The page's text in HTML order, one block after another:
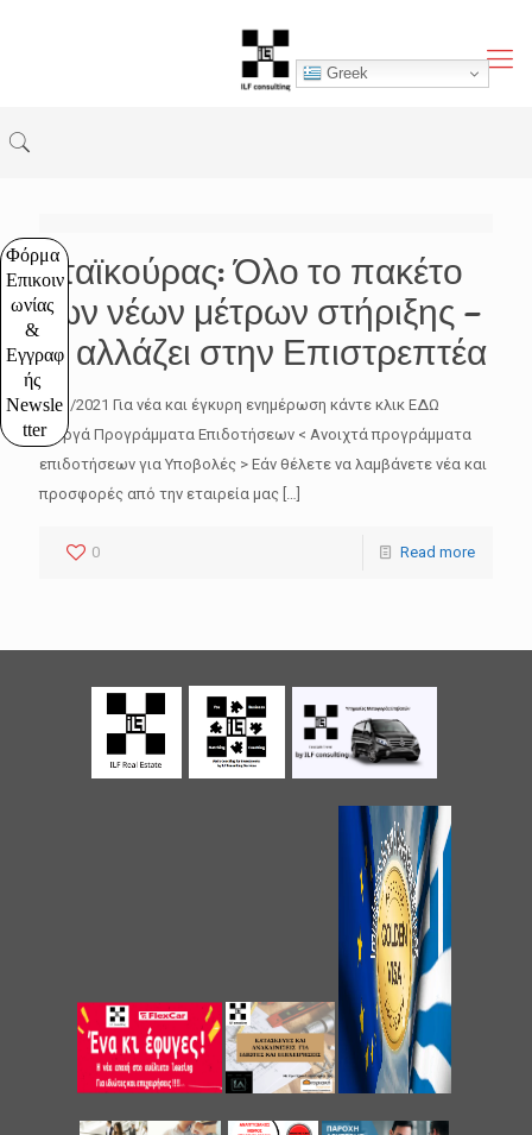
Φόρμα
Επικοιν
ωνίας
&
Εγγραφ
ής
Newsle
tter
Σταϊκούρας: Όλο το πακέτο
των νέων μέτρων στήριξης –
Τι αλλάζει στην Επιστρεπτέα
11/3/2021 Για νέα και έγκυρη ενημέρωση κάντε κλικ ΕΔΩ
Ενεργά Προγράμματα Επιδοτήσεων < Ανοιχτά προγράμματα
επιδοτήσεων για Υποβολές > Εάν θέλετε να λαμβάνετε νέα και
προσφορές από την εταιρεία μας […]
0 Read more
Greek